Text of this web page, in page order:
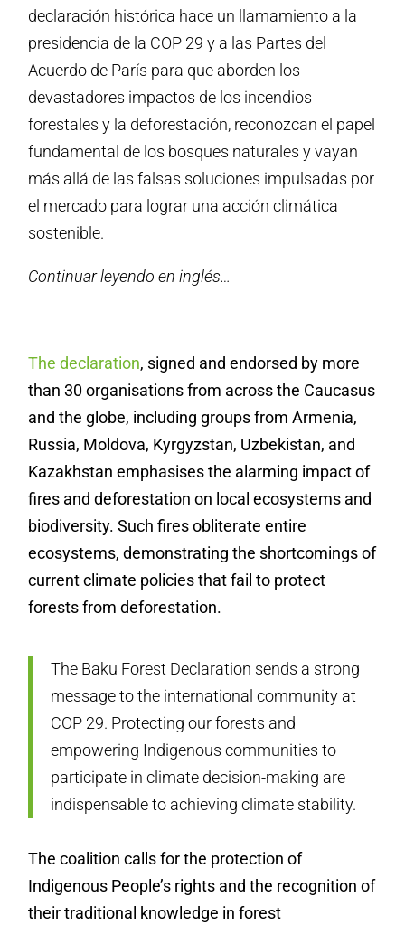
declaración histórica hace un llamamiento a la
presidencia de la COP 29 y a las Partes del
Acuerdo de París para que aborden los
devastadores impactos de los incendios
forestales y la deforestación, reconozcan el papel
fundamental de los bosques naturales y vayan
más allá de las falsas soluciones impulsadas por
el mercado para lograr una acción climática
sostenible.
Continuar leyendo en inglés…
The declaration, signed and endorsed by more
than 30 organisations from across the Caucasus
and the globe, including groups from Armenia,
Russia, Moldova, Kyrgyzstan, Uzbekistan, and
Kazakhstan emphasises the alarming impact of
fires and deforestation on local ecosystems and
biodiversity. Such fires obliterate entire
ecosystems, demonstrating the shortcomings of
current climate policies that fail to protect
forests from deforestation.
The Baku Forest Declaration sends a strong
message to the international community at
COP 29. Protecting our forests and
empowering Indigenous communities to
participate in climate decision-making are
indispensable to achieving climate stability.
The coalition calls for the protection of
Indigenous People’s rights and the recognition of
their traditional knowledge in forest